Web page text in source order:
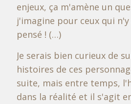
enjeux, ça m'amène un
j'imagine pour ceux qui
pensé ! (…)
Je serais bien curieux de
histoires de ces
suite, mais entre temps,
dans la réalité et il s'agit